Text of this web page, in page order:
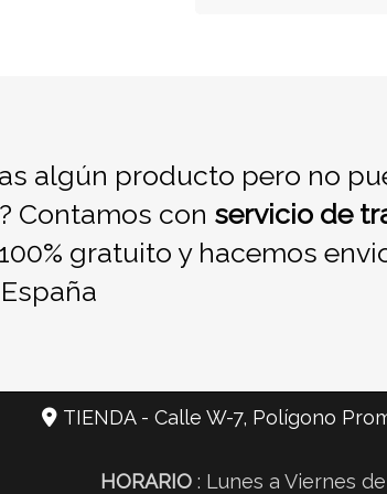
algún producto pero no
Contamos con servicio de
100% gratuito y hacemos
TIENDA - Calle W-7, Polígono
HORARIO : Lunes a Viernes